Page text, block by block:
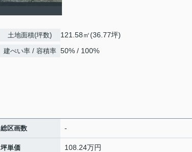
土地面積(坪数) 121.58㎡(36.77坪)
建ぺい率 / 容積率 50% / 100%
総区画数 -
坪単価 108.24万円